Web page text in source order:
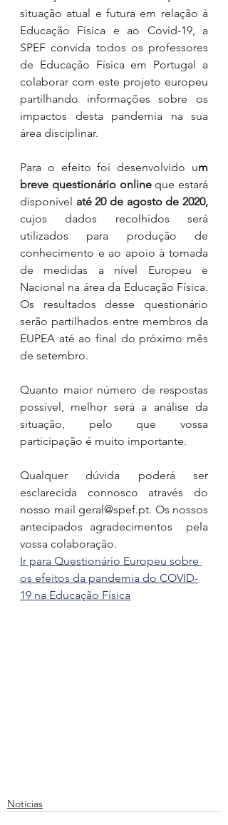
situação atual e futura em relação à
Educação Física e ao Covid-19, a
SPEF convida todos os professores
de Educação Física em Portugal a
colaborar com este projeto europeu
partilhando informações sobre os
impactos desta pandemia na sua
área disciplinar.
Para o efeito foi desenvolvido um
breve questionário online que estará
disponível até 20 de agosto de 2020,
cujos dados recolhidos será
utilizados para produção de
conhecimento e ao apoio à tomada
de medidas a nível Europeu e
Nacional na área da Educação Física.
Os resultados desse questionário
serão partilhados entre membros da
EUPEA até ao final do próximo mês
de setembro.
Quanto maior número de respostas
possível, melhor será a análise da
situação, pelo que vossa
participação é muito importante.
Qualquer dúvida poderá ser
esclarecida connosco através do
nosso mail geral@spef.pt. Os nossos
antecipados agradecimentos  pela
vossa colaboração.
Ir para Questionário Europeu sobre
os efeitos da pandemia do COVID-
19 na Educação Física
Notícias